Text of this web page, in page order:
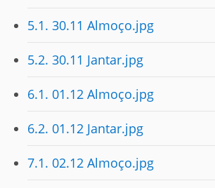
5.1. 30.11 Almoço.jpg
5.2. 30.11 Jantar.jpg
6.1. 01.12 Almoço.jpg
6.2. 01.12 Jantar.jpg
7.1. 02.12 Almoço.jpg